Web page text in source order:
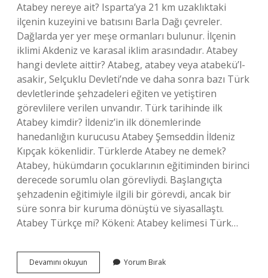
Atabey nereye ait? Isparta’ya 21 km uzaklıktaki
ilçenin kuzeyini ve batısını Barla Dağı çevreler.
Dağlarda yer yer meşe ormanları bulunur. İlçenin
iklimi Akdeniz ve karasal iklim arasındadır. Atabey
hangi devlete aittir? Atabeg, atabey veya atabekü’l-
asakir, Selçuklu Devleti’nde ve daha sonra bazı Türk
devletlerinde şehzadeleri eğiten ve yetiştiren
görevlilere verilen unvandır. Türk tarihinde ilk
Atabey kimdir? İldeniz’in ilk dönemlerinde
hanedanlığın kurucusu Atabey Şemseddin İldeniz
Kıpçak kökenlidir. Türklerde Atabey ne demek?
Atabey, hükümdarın çocuklarının eğitiminden birinci
derecede sorumlu olan görevliydi. Başlangıçta
şehzadenin eğitimiyle ilgili bir görevdi, ancak bir
süre sonra bir kuruma dönüştü ve siyasallaştı.
Atabey Türkçe mi? Kökeni: Atabey kelimesi Türk…
Devamını okuyun
Hangi
Yorum Bırak